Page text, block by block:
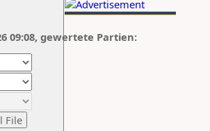
09:08, gewertete Partien: